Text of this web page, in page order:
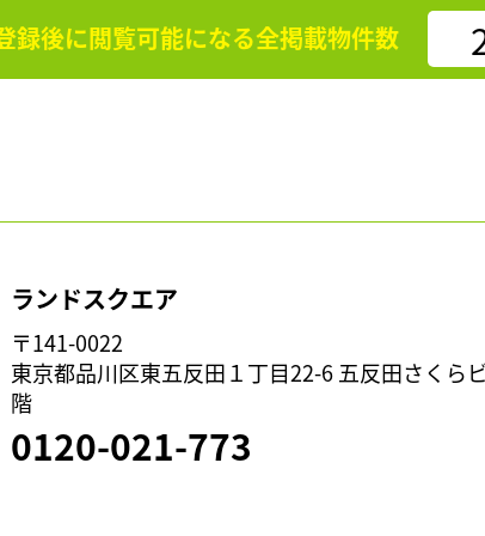
録後に閲覧可能になる全掲載物件数
ランドスクエア
〒141-0022
東京都品川区東五反田１丁目22-6 五反田さくら
階
0120-021-773